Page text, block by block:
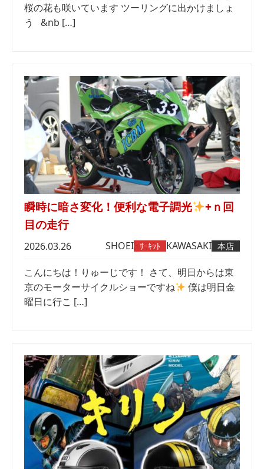
桜の花も咲いています ツーリングに出かけましょ
う &nb […]
瞬時に暗さ変化！便利な電子調光
+ｎ回
目の走行
2026.03.26 SHOEI ｻｰｷｯﾄ KAWASAKI 本店
こんにちは！りゅーじです！ さて、明日からは東
京のモーターサイクルショーですね
僕は明日金
曜日に行こ […]